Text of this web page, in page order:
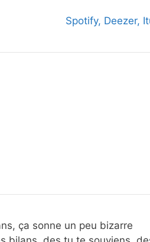
Spotify, Deezer,
ça sonne un peu bizarre